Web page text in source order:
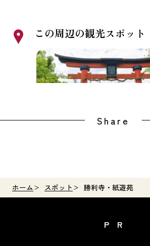
ホーム スポット 勝利寺・紙遊苑
この周辺の観光スポット
丹生官省符神社
Share
PR